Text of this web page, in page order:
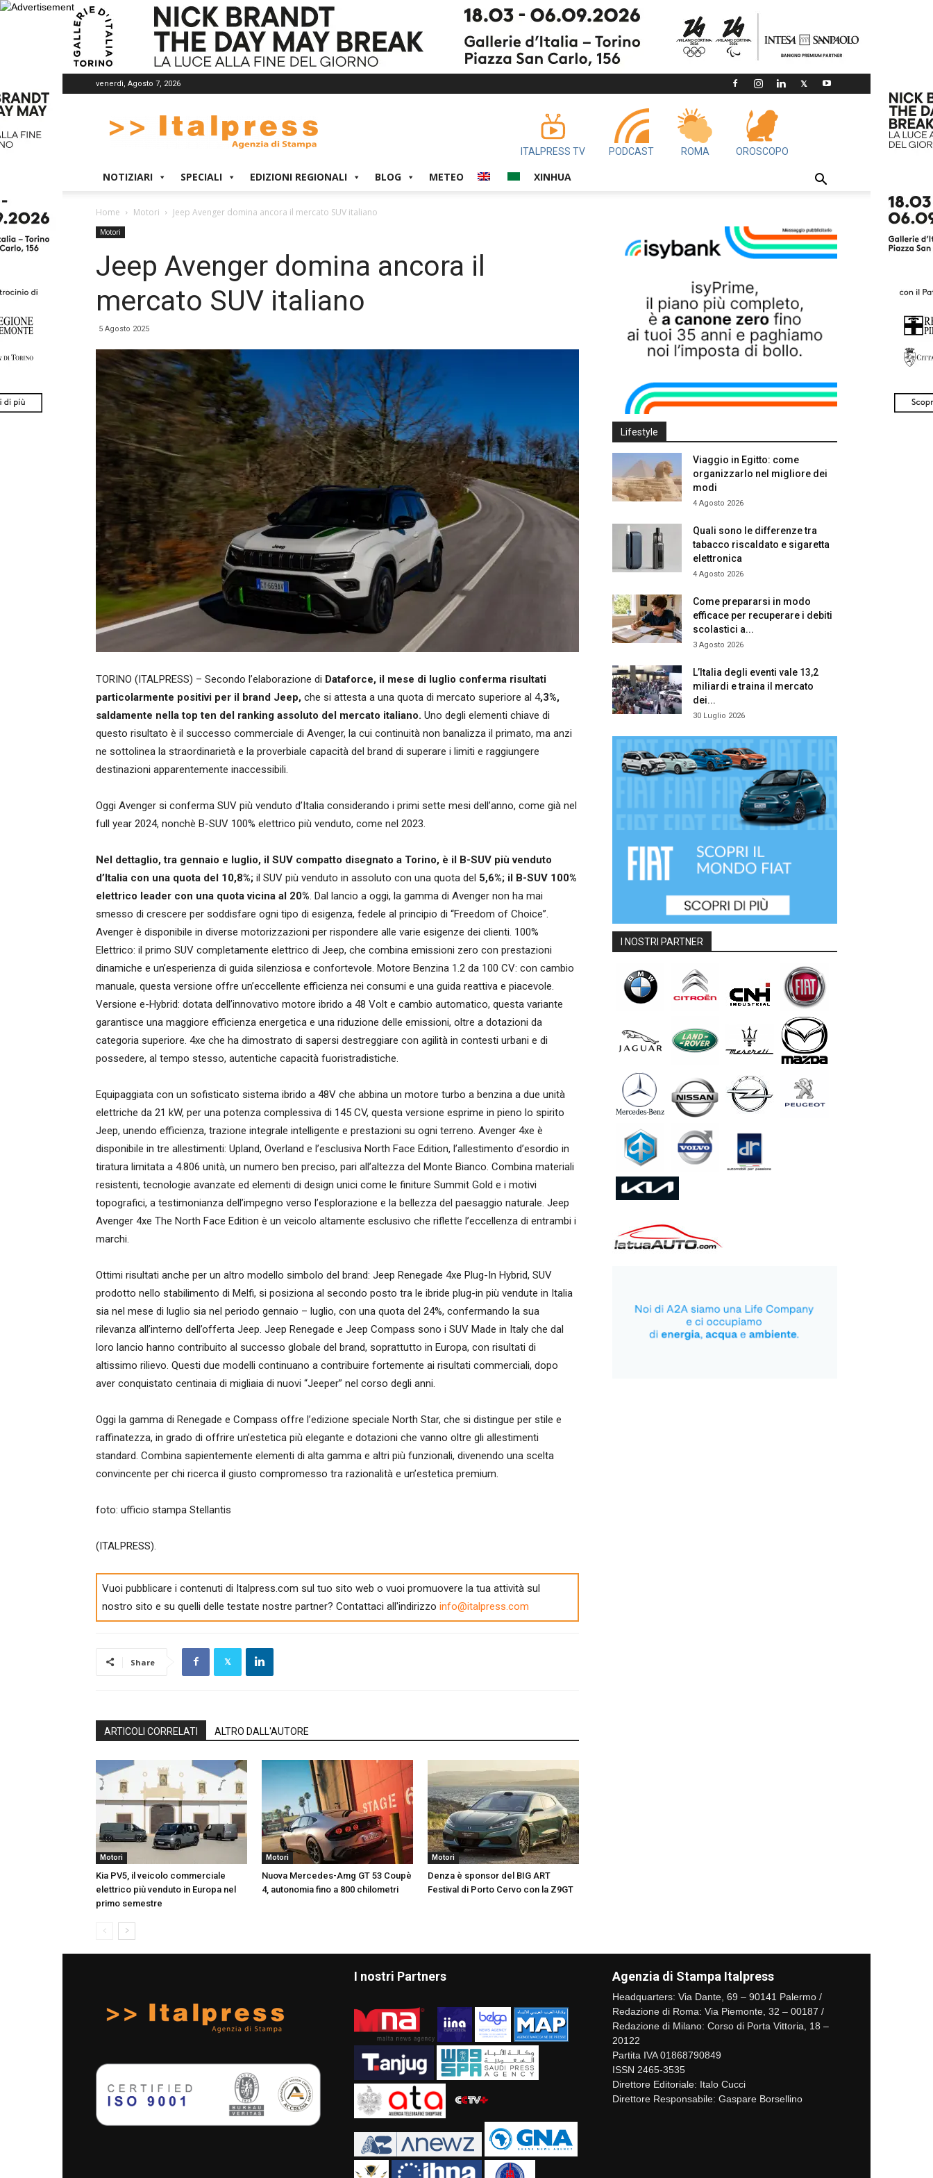
venerdì, Agosto 7, 2026
ITALPRESS TV PODCAST ROMA OROSCOPO
NOTIZIARI SPECIALI EDIZIONI REGIONALI BLOG METEO XINHUA
Home Motori Jeep Avenger domina ancora il mercato SUV italiano
Motori
Jeep Avenger domina ancora il
mercato SUV italiano
5 Agosto 2025
TORINO (ITALPRESS) – Secondo l’elaborazione di Dataforce, il mese di luglio conferma risultati
particolarmente positivi per il brand Jeep, che si attesta a una quota di mercato superiore al 4,3%,
saldamente nella top ten del ranking assoluto del mercato italiano. Uno degli elementi chiave di
questo risultato è il successo commerciale di Avenger, la cui continuità non banalizza il primato, ma anzi
ne sottolinea la straordinarietà e la proverbiale capacità del brand di superare i limiti e raggiungere
destinazioni apparentemente inaccessibili.
Oggi Avenger si conferma SUV più venduto d’Italia considerando i primi sette mesi dell’anno, come già nel
full year 2024, nonchè B-SUV 100% elettrico più venduto, come nel 2023.
Nel dettaglio, tra gennaio e luglio, il SUV compatto disegnato a Torino, è il B-SUV più venduto
d’Italia con una quota del 10,8%; il SUV più venduto in assoluto con una quota del 5,6%; il B-SUV 100%
elettrico leader con una quota vicina al 20%. Dal lancio a oggi, la gamma di Avenger non ha mai
smesso di crescere per soddisfare ogni tipo di esigenza, fedele al principio di “Freedom of Choice”.
Avenger è disponibile in diverse motorizzazioni per rispondere alle varie esigenze dei clienti. 100%
Elettrico: il primo SUV completamente elettrico di Jeep, che combina emissioni zero con prestazioni
dinamiche e un’esperienza di guida silenziosa e confortevole. Motore Benzina 1.2 da 100 CV: con cambio
manuale, questa versione offre un’eccellente efficienza nei consumi e una guida reattiva e piacevole.
Versione e-Hybrid: dotata dell’innovativo motore ibrido a 48 Volt e cambio automatico, questa variante
garantisce una maggiore efficienza energetica e una riduzione delle emissioni, oltre a dotazioni da
categoria superiore. 4xe che ha dimostrato di sapersi destreggiare con agilità in contesti urbani e di
possedere, al tempo stesso, autentiche capacità fuoristradistiche.
Equipaggiata con un sofisticato sistema ibrido a 48V che abbina un motore turbo a benzina a due unità
elettriche da 21 kW, per una potenza complessiva di 145 CV, questa versione esprime in pieno lo spirito
Jeep, unendo efficienza, trazione integrale intelligente e prestazioni su ogni terreno. Avenger 4xe è
disponibile in tre allestimenti: Upland, Overland e l’esclusiva North Face Edition, l’allestimento d’esordio in
tiratura limitata a 4.806 unità, un numero ben preciso, pari all’altezza del Monte Bianco. Combina materiali
resistenti, tecnologie avanzate ed elementi di design unici come le finiture Summit Gold e i motivi
topografici, a testimonianza dell’impegno verso l’esplorazione e la bellezza del paesaggio naturale. Jeep
Avenger 4xe The North Face Edition è un veicolo altamente esclusivo che riflette l’eccellenza di entrambi i
marchi.
Ottimi risultati anche per un altro modello simbolo del brand: Jeep Renegade 4xe Plug-In Hybrid, SUV
prodotto nello stabilimento di Melfi, si posiziona al secondo posto tra le ibride plug-in più vendute in Italia
sia nel mese di luglio sia nel periodo gennaio – luglio, con una quota del 24%, confermando la sua
rilevanza all’interno dell’offerta Jeep. Jeep Renegade e Jeep Compass sono i SUV Made in Italy che dal
loro lancio hanno contribuito al successo globale del brand, soprattutto in Europa, con risultati di
altissimo rilievo. Questi due modelli continuano a contribuire fortemente ai risultati commerciali, dopo
aver conquistato centinaia di migliaia di nuovi “Jeeper” nel corso degli anni.
Oggi la gamma di Renegade e Compass offre l’edizione speciale North Star, che si distingue per stile e
raffinatezza, in grado di offrire un’estetica più elegante e dotazioni che vanno oltre gli allestimenti
standard. Combina sapientemente elementi di alta gamma e altri più funzionali, divenendo una scelta
convincente per chi ricerca il giusto compromesso tra razionalità e un’estetica premium.
foto: ufficio stampa Stellantis
(ITALPRESS).
Vuoi pubblicare i contenuti di Italpress.com sul tuo sito web o vuoi promuovere la tua attività sul
nostro sito e su quelli delle testate nostre partner? Contattaci all'indirizzo info@italpress.com
Share
ARTICOLI CORRELATI ALTRO DALL'AUTORE
Motori
Kia PV5, il veicolo commerciale
elettrico più venduto in Europa nel
primo semestre
Motori
Nuova Mercedes-Amg GT 53 Coupè
4, autonomia fino a 800 chilometri
Motori
Denza è sponsor del BIG ART
Festival di Porto Cervo con la Z9GT
Lifestyle
Viaggio in Egitto: come
organizzarlo nel migliore dei
modi
4 Agosto 2026
Quali sono le differenze tra
tabacco riscaldato e sigaretta
elettronica
4 Agosto 2026
Come prepararsi in modo
efficace per recuperare i debiti
scolastici a...
3 Agosto 2026
L’Italia degli eventi vale 13,2
miliardi e traina il mercato
dei...
30 Luglio 2026
I NOSTRI PARTNER
I nostri Partners Agenzia di Stampa Italpress
Headquarters: Via Dante, 69 – 90141 Palermo /
Redazione di Roma: Via Piemonte, 32 – 00187 /
Redazione di Milano: Corso di Porta Vittoria, 18 –
20122
Partita IVA 01868790849
ISSN 2465-3535
Direttore Editoriale: Italo Cucci
Direttore Responsabile: Gaspare Borsellino